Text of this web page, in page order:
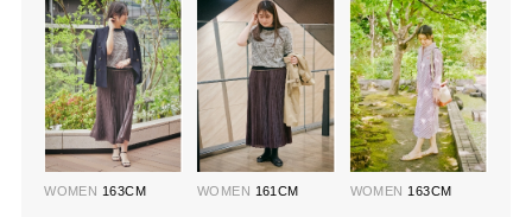
WOMEN 163CM WOMEN 161CM WOMEN 163CM